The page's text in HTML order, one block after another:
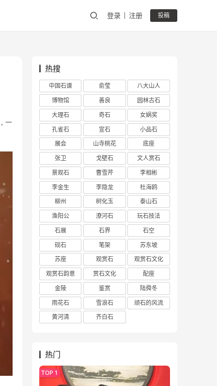
登录 注册 投稿
一
热搜
中国石谱 俞莹
八大山人
博物馆
善良
园林古石
大理石
奇石
女娲奖
孔雀石
宣石
小品石
展会
山寺桃花
底座
张卫
戈壁石
文人赏石
景观石
曹雪芹
李相彬
李金生
李隐龙
杜海鸥
柳州
树化玉
泰山石
渔阳公
潦河石
玩石技法
石展
石界
石空
砚石
笔架
苏东坡
苏座
观赏石
观赏石文化
观赏石韵意
赏石文化
配座
金陵
鉴赏
陆舜冬
雨花石
雪浪石
顽石的风流
黄河清
齐白石
热门